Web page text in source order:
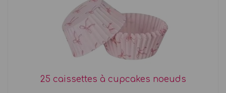
25 caissettes à cupcakes noeuds